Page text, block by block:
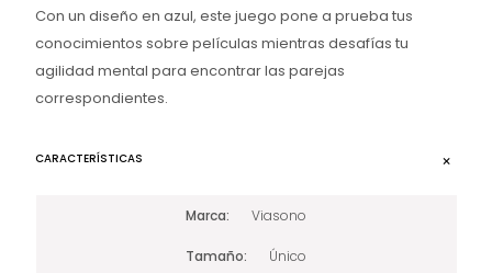
Con un diseño en azul, este juego pone a prueba tus
conocimientos sobre películas mientras desafías tu
agilidad mental para encontrar las parejas
correspondientes.
CARACTERÍSTICAS
Marca Viasono
Tamaño Único